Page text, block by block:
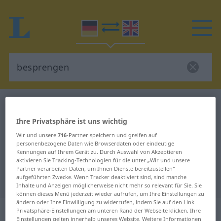
Deutsch-Englisch Übersetzung für
"besprengen"
"besprengen" Englisch
Übersetzung
„besprengen“: transitives Verb
Ihre Privatsphäre ist uns wichtig
Wir und unsere716-Partner speichern und greifen auf
personenbezogene Daten wie Browserdaten oder eindeutige
Kennungen auf Ihrem Gerät zu. Durch Auswahl von Akzeptieren
aktivieren Sie Tracking-Technologien für die unter „Wir und unsere
Partner verarbeiten Daten, um Ihnen Dienste bereitzustellen“
aufgeführten Zwecke. Wenn Tracker deaktiviert sind, sind manche
Inhalte und Anzeigen möglicherweise nicht mehr so relevant für Sie. Sie
können dieses Menü jederzeit wieder aufrufen, um Ihre Einstellungen zu
ändern oder Ihre Einwilligung zu widerrufen, indem Sie auf den Link
Privatsphäre-Einstellungen am unteren Rand der Webseite klicken. Ihre
Einstellungen gelten innerhalb unseres Website. Weitere Informationen